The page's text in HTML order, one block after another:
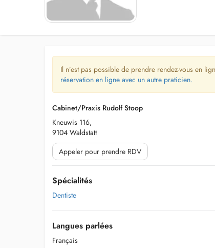
Il n’est pas possible de prendre rendez-vous en
réservation en ligne avec un autre praticien.
Cabinet/Praxis Rudolf Stoop
Kneuwis 116,
9104 Waldstatt
Appeler pour prendre RDV
Spécialités
Dentiste
Langues parlées
Français